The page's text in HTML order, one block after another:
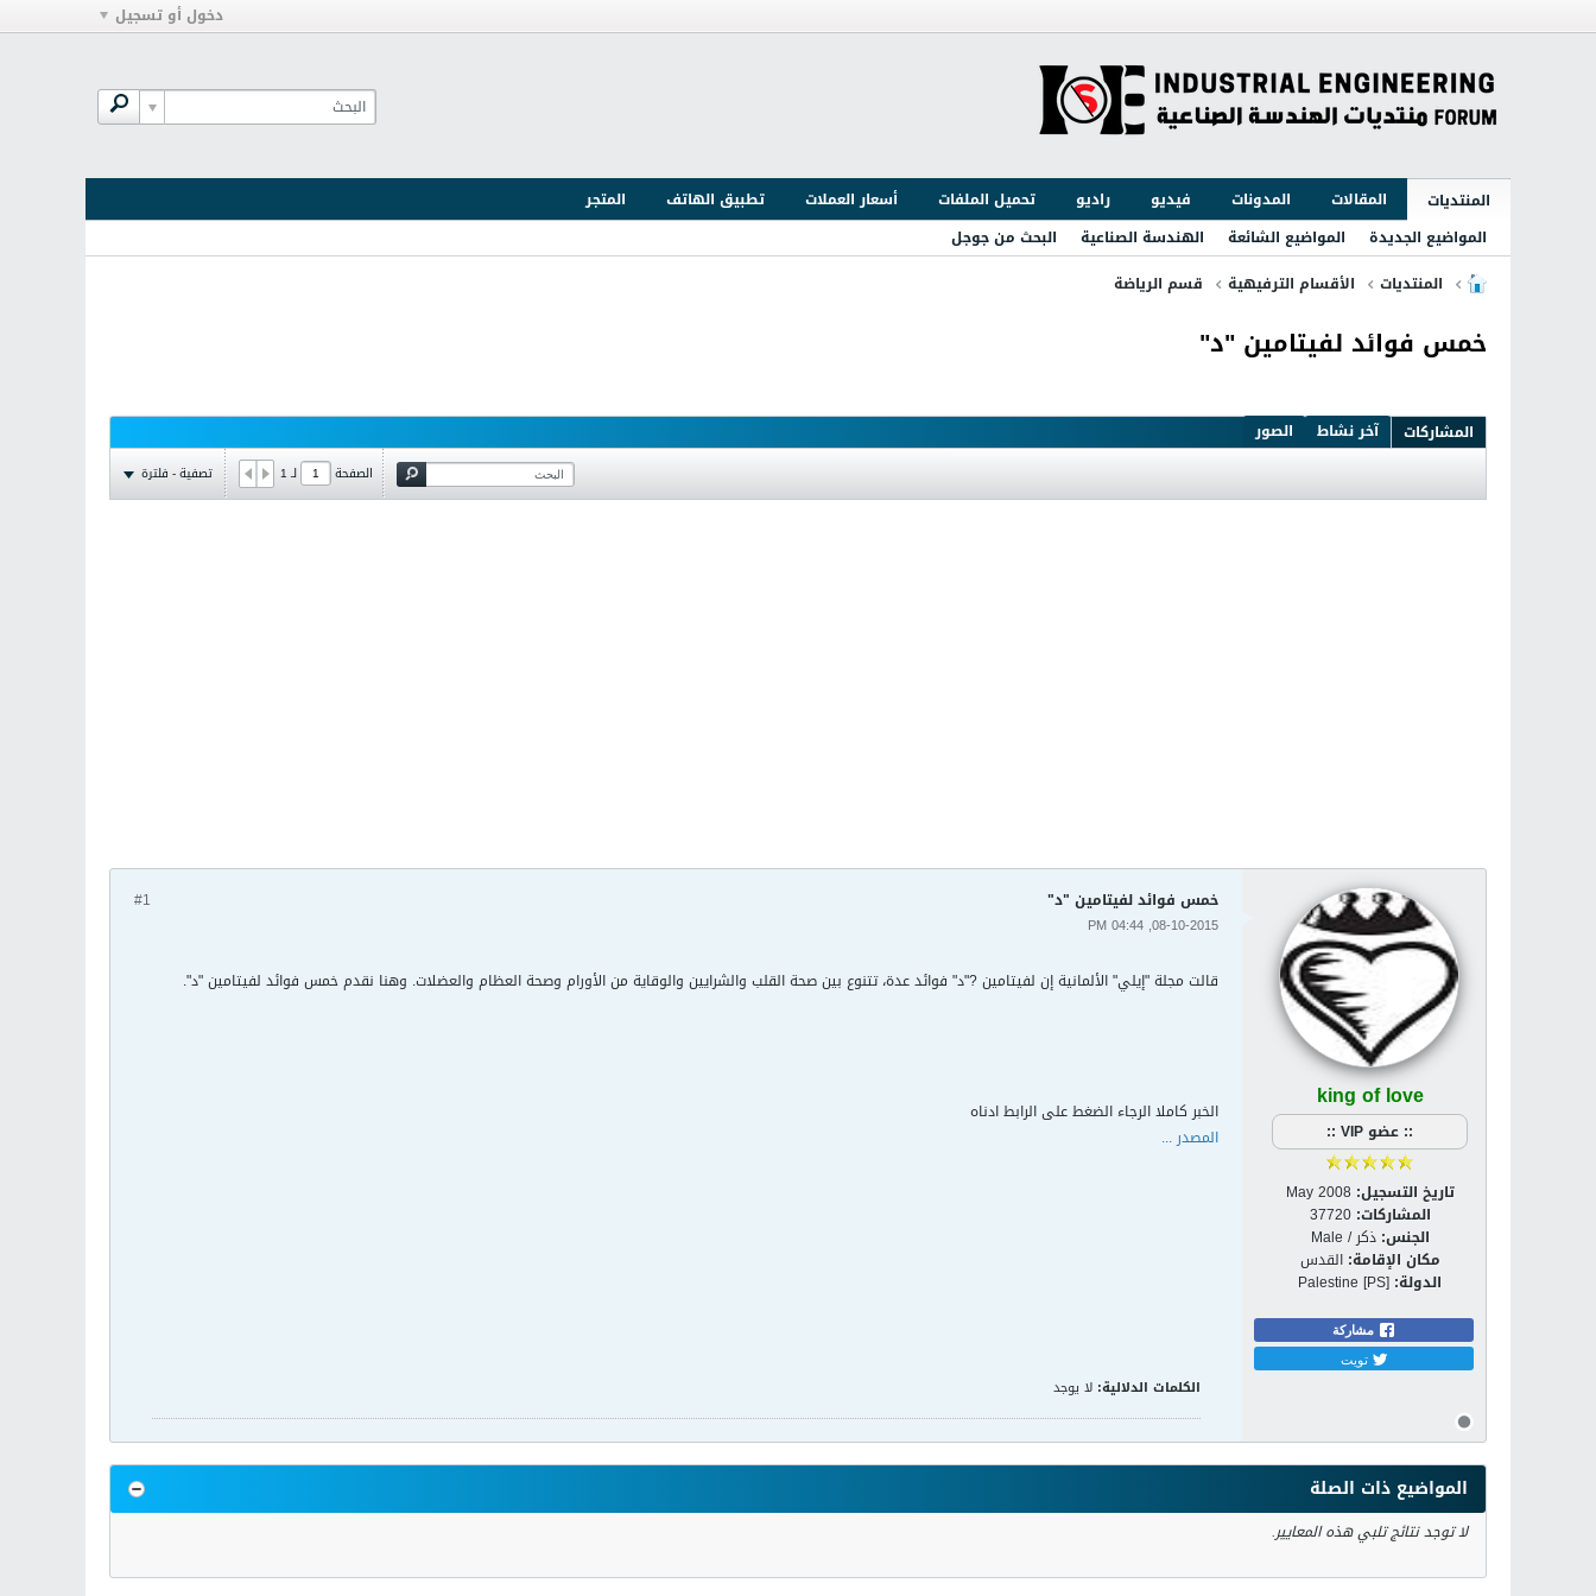
دخول أو تسجيل
المنتديات المقالات المدونات فيديو راديو تحميل الملفات أسعار العملات تطبيق الهاتف
المتجر
المواضيع الجديدة
المواضيع الشائعة الهندسة الصناعية
البحث من جوجل
المنتديات
الأقسام الترفيهية قسم الرياضة
خمس فوائد لفيتامين "د"
المشاركات آخر نشاط الصور
الصفحة لـ1 تصفية - فلترة
king of love
:: عضو VIP ::
تاريخ التسجيل: May 2008
المشاركات: 37720
الجنس: ذكر / Male
مكان الإقامة: القدس
الدولة: Palestine [PS]
مشاركة
تويت
#1 خمس فوائد لفيتامين "د"
08-10-2015, 04:44 PM
قالت مجلة "إيلي" الألمانية إن لفيتامين ?"د" فوائد عدة، تتنوع بين صحة القلب والشرايين والوقاية من الأورام وصحة العظام والعضلات. وهنا نقدم خمس فوائد لفيتامين "د".
الخبر كاملا الرجاء الضغط على الرابط ادناه
المصدر ...
الكلمات الدلالية: لا يوجد
المواضيع ذات الصلة
لا توجد نتائج تلبي هذه المعايير.